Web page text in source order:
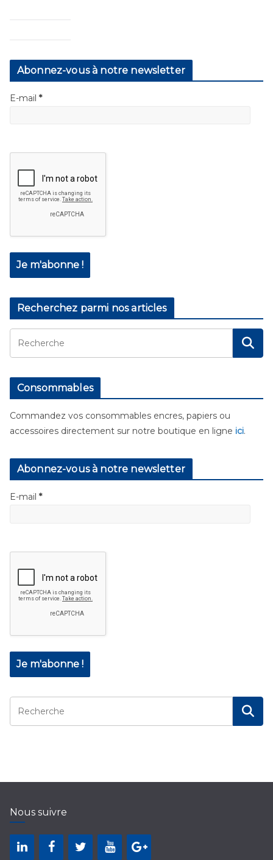
Abonnez-vous à notre newsletter
E-mail *
Recherchez parmi nos articles
Consommables
Commandez vos consommables encres, papiers ou
accessoires directement sur notre boutique en ligne ici.
Abonnez-vous à notre newsletter
E-mail *
Nous suivre